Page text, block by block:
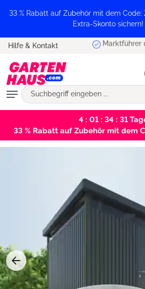
springen
33 % Rabatt auf Zubehör mit dem Code:
Extra-Skonto sichern!
Hilfe & Kontakt Marktführer
4 : 01 : 34 : 31
33 % Rabatt auf Zubehör mit dem